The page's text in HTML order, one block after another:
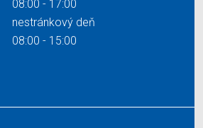
08:00 - 17:00
nestránkový deň
08:00 - 15:00